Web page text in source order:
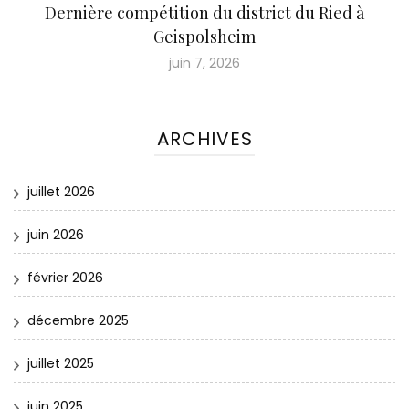
Dernière compétition du district du Ried à
Geispolsheim
juin 7, 2026
ARCHIVES
juillet 2026
juin 2026
février 2026
décembre 2025
juillet 2025